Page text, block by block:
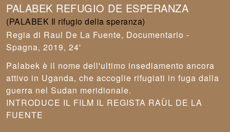
PALABEK REFUGIO DE ESPERANZA
(PALABEK Il rifugio della speranza)
Raul De La Fuente, Documentario -
Spagna, 2019, 24'
Palabek è il nome dell'ultimo insediamento ancora
attivo in Uganda, che accoglie rifugiati in fuga dalla
guerra nel Sudan meridionale.
INTRODUCE IL FILM IL REGISTA RAÙL DE LA
FUENTE